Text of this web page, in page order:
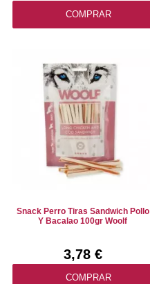
COMPRAR
Snack Perro Tiras Sandwich Pollo
Y Bacalao 100gr Woolf
3,78 €
COMPRAR